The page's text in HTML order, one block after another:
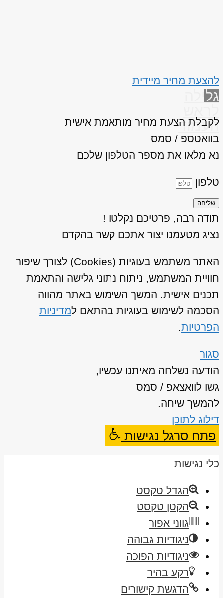
להצעת מחיר מיידית
גלילה
העמוד
לקבלת הצעת מחיר מותאמת אישית
בוואטספ / סמס
נא מלאו את מספר הטלפון שלכם
טלפון
שליחה
תודה רבה, פרטיכם נקלטו !
נציג מטעמנו יצור אתכם קשר בהקדם
האתר משתמש בעוגיות (Cookies) לצורך שיפור
חוויית המשתמש, ניתוח נתוני גלישה והתאמת
תכנים אישית. המשך השימוש באתר מהווה
הסכמה לשימוש בעוגיות בהתאם למדיניות
הפרטיות.
סגור
הודעה נשלחה מאיתנו עכשיו,
גשו לוואצאפ / סמס
להמשך שיחה.
דילוג לתוכן
פתח סרגל נגישות
כלי נגישות
הגדל טקסט
הקטן טקסט
גווני אפור
ניגודיות גבוהה
ניגודיות הפוכה
רקע בהיר
הדגשת קישורים